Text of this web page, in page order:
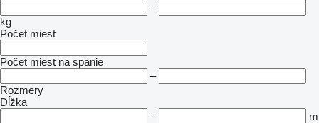
–
kg
Počet miest
Počet miest na spanie
–
Rozmery
Dĺžka
–
m